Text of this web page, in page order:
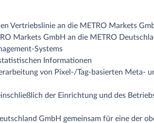
Vertriebslinie an die METRO Markets
Markets GmbH an die METRO
Systems
Informationen
von Pixel-/Tag-basierten Meta-
der Einrichtung und des
GmbH gemeinsam für eine der